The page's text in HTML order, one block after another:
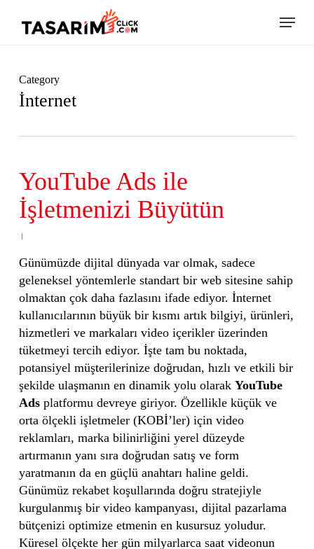
Menu
Category
İnternet
YouTube Ads ile
İşletmenizi Büyütün
Günümüzde dijital dünyada var olmak, sadece
geleneksel yöntemlerle standart bir web sitesine sahip
olmaktan çok daha fazlasını ifade ediyor. İnternet
kullanıcılarının büyük bir kısmı artık bilgiyi, ürünleri,
hizmetleri ve markaları video içerikler üzerinden
tüketmeyi tercih ediyor. İşte tam bu noktada,
potansiyel müşterilerinize doğrudan, hızlı ve etkili bir
şekilde ulaşmanın en dinamik yolu olarak YouTube
Adsplatformu devreye giriyor. Özellikle küçük ve
orta ölçekli işletmeler (KOBİ’ler) için video
reklamları, marka bilinirliğini yerel düzeyde
artırmanın yanı sıra doğrudan satış ve form
yaratmanın da en güçlü anahtarı haline geldi.
Günümüz rekabet koşullarında doğru stratejiyle
kurgulanmış bir video kampanyası, dijital pazarlama
bütçenizi optimize etmenin en kusursuz yoludur.
Küresel ölçekte her gün milyarlarca saat videonun